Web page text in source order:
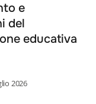
e
del
educativa
2026